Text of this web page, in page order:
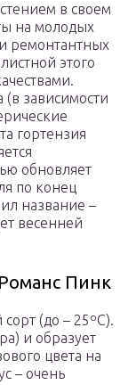
в своем
на молодых
ремонтантных
этого
(в зависимости
гортензия
обновляет
по конец
название –
весенней
Пинк
(до – 25ºС).
и образует
цвета на
– очень